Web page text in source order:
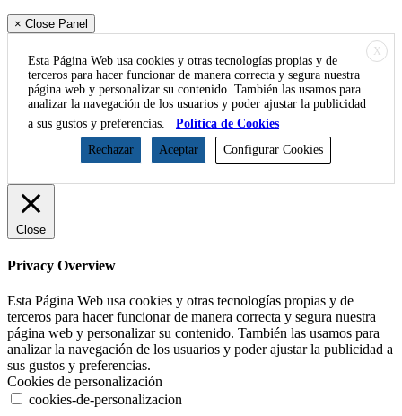
× Close Panel
X
Esta Página Web usa cookies y otras tecnologías propias y de
terceros para hacer funcionar de manera correcta y segura nuestra
página web y personalizar su contenido. También las usamos para
analizar la navegación de los usuarios y poder ajustar la publicidad
a sus gustos y preferencias.
Política de Cookies
Rechazar
Aceptar Configurar Cookies
Close
Privacy Overview
Esta Página Web usa cookies y otras tecnologías propias y de
terceros para hacer funcionar de manera correcta y segura nuestra
página web y personalizar su contenido. También las usamos para
analizar la navegación de los usuarios y poder ajustar la publicidad a
sus gustos y preferencias.
Cookies de personalización
cookies-de-personalizacion